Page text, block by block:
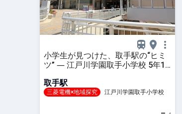
小学生が見つけた、取手駅の“ヒミ
ツ” ― 江戸川学園取手小学校 5年1
取手駅
三菱電機×地域探究 江戸川学園取手小学校